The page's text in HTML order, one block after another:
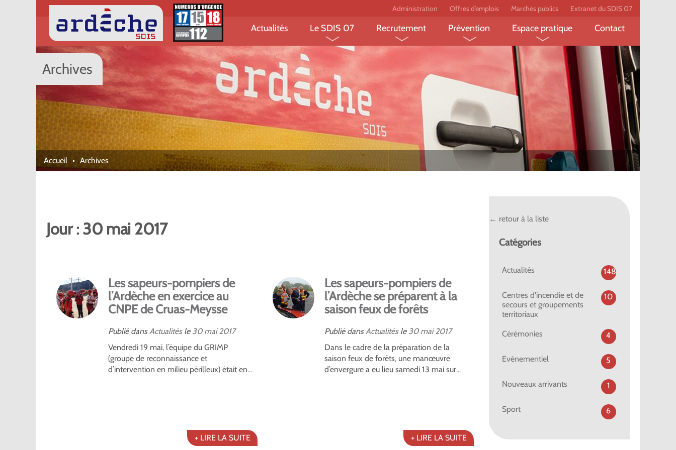
Administration Offres d’emplois Marchés publics Extranet du SDIS 07
Actualités Le SDIS 07
Le département et ses
risques
L’organisation fonctionnelle
et territoriale
Les missions des sapeurs-
pompiers
Les chiffres clés
Recrutement
Devenir sapeur-pompier
professionnel ?
Devenir sapeur-pompier
volontaire ?
Devenir jeune sapeur-
pompier?
Devenir personnel
Prévention
Prévention des risques
domestiques
Secourisme
Espace pratique
Écobuage
Établissement recevant du
public
Le label employeur
Contact
Archives
Accueil Archives
Jour : 30 mai 2017
Les sapeurs-pompiers de
l’Ardèche en exercice au
CNPE de Cruas-Meysse
Publié dansActualitésle 30 mai 2017
Vendredi 19 mai, l’équipe du GRIMP
(groupe de reconnaissance et
d’intervention en milieu périlleux) était en...
+ LIRE LA SUITE
Les sapeurs-pompiers de
l’Ardèche se préparent à la
saison feux de forêts
Publié dansActualitésle 30 mai 2017
Dans le cadre de la préparation de la
saison feux de forêts, une manœuvre
d’envergure a eu lieu samedi 13 mai sur...
+ LIRE LA SUITE
← retour à la liste
Catégories
Actualités 148
Centres d'incendie et de
secours et groupements
territoriaux
10
Cérémonies 4
Evènementiel 5
Nouveaux arrivants 1
Sport 6